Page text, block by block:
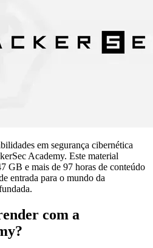
em segurança cibernética
Academy. Este material
GB e mais de 97 horas de conteúdo
entrada para o mundo da
com a